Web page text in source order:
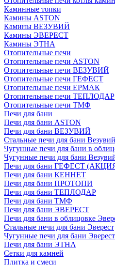
Каминные топки
Камины ASTON
Камины ВЕЗУВИЙ
Камины ЭВЕРЕСТ
Камины ЭТНА
Отопительные печи
Отопительные печи ASTON
Отопительные печи ВЕЗУВИЙ
Отопительные печи ГЕФЕСТ
Отопительные печи ЕРМАК
Отопительные печи ТЕПЛОДАР
Отопительные печи ТМФ
Печи для бани
Печи для бани ASTON
Печи для бани ВЕЗУВИЙ
Стальные печи для бани Везувий
Чугунные печи для бани в
Чугунные печи для бани
Печи для бани ГЕФЕСТ
Печи для бани КЕННЕТ
Печи для бани ПРОТОПИ
Печи для бани ТЕПЛОДАР
Печи для бани ТМФ
Печи для бани ЭВЕРЕСТ
Печи для бани в облицовке
Стальные печи для бани Эверест
Чугунные печи для бани Эверест
Печи для бани ЭТНА
Сетки для камней
Плитка и смеси